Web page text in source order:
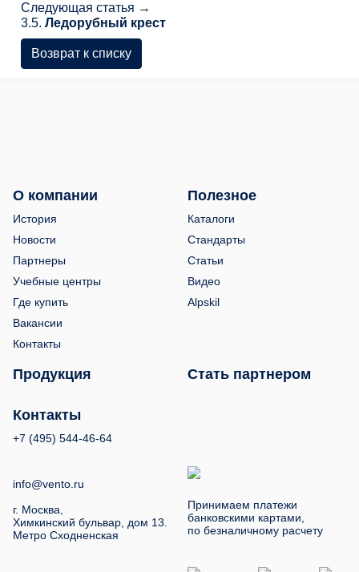
Следующая статья →
3.5. Ледорубный крест
Возврат к списку
О компании
История
Новости
Партнеры
Учебные центры
Где купить
Вакансии
Контакты
Полезное
Каталоги
Стандарты
Статьи
Видео
Alpskil
Продукция Стать партнером
Контакты
+7 (495) 544-46-64
info@vento.ru
г. Москва,
Химкинский бульвар, дом 13.
Метро Сходненская
Принимаем платежи
банковскими картами,
по безналичному расчету